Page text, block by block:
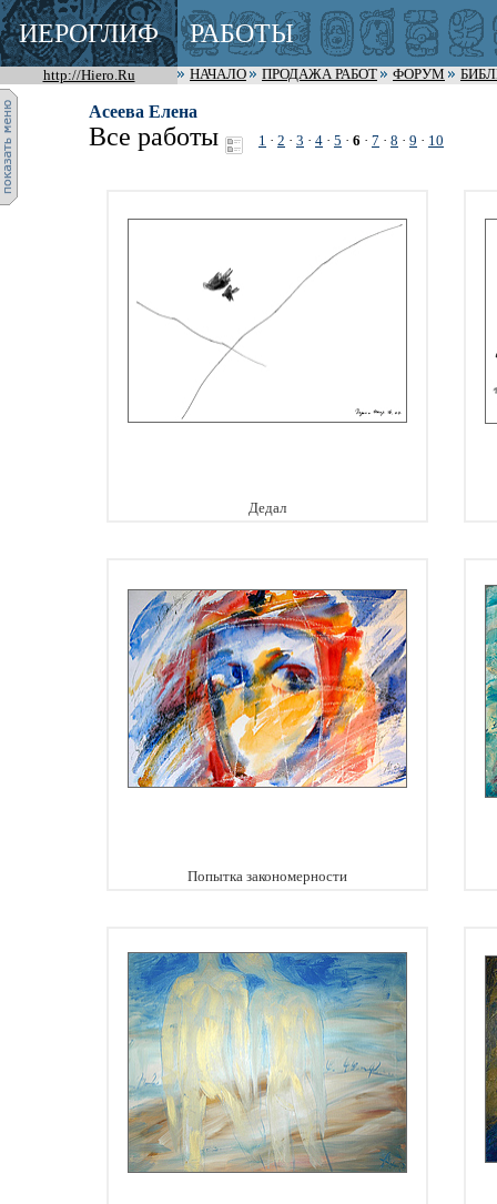
ИЕРОГЛИФ РАБОТЫ
http://Hiero.Ru НАЧАЛО ПРОДАЖА РАБОТ ФОРУМ
Асеева Елена
Все работы 1 · 2 · 3 · 4 · 5 · 6 · 7 · 8 · 9 · 10
Дедал
Попытка закономерности